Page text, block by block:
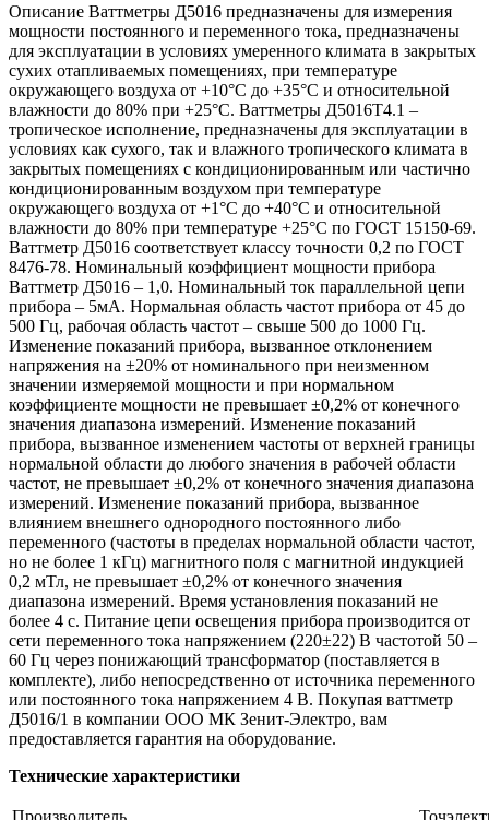
Описание Ваттметры Д5016 предназначены для измерения
мощности постоянного и переменного тока, предназначены
для эксплуатации в условиях умеренного климата в закрытых
сухих отапливаемых помещениях, при температуре
окружающего воздуха от +10°С до +35°С и относительной
влажности до 80% при +25°С. Ваттметры Д5016Т4.1 –
тропическое исполнение, предназначены для эксплуатации в
условиях как сухого, так и влажного тропического климата в
закрытых помещениях с кондиционированным или частично
кондиционированным воздухом при температуре
окружающего воздуха от +1°С до +40°C и относительной
влажности до 80% при температуре +25°С по ГОСТ 15150-69.
Ваттметр Д5016 соответствует классу точности 0,2 по ГОСТ
8476-78. Номинальный коэффициент мощности прибора
Ваттметр Д5016 – 1,0. Номинальный ток параллельной цепи
прибора – 5мА. Нормальная область частот прибора от 45 до
500 Гц, рабочая область частот – свыше 500 до 1000 Гц.
Изменение показаний прибора, вызванное отклонением
напряжения на ±20% от номинального при неизменном
значении измеряемой мощности и при нормальном
коэффициенте мощности не превышает ±0,2% от конечного
значения диапазона измерений. Изменение показаний
прибора, вызванное изменением частоты от верхней границы
нормальной области до любого значения в рабочей области
частот, не превышает ±0,2% от конечного значения диапазона
измерений. Изменение показаний прибора, вызванное
влиянием внешнего однородного постоянного либо
переменного (частоты в пределах нормальной области частот,
но не более 1 кГц) магнитного поля с магнитной индукцией
0,2 мТл, не превышает ±0,2% от конечного значения
диапазона измерений. Время установления показаний не
более 4 с. Питание цепи освещения прибора производится от
сети переменного тока напряжением (220±22) В частотой 50 –
60 Гц через понижающий трансформатор (поставляется в
комплекте), либо непосредственно от источника переменного
или постоянного тока напряжением 4 В. Покупая ваттметр
Д5016/1 в компании ООО МК Зенит-Электро, вам
предоставляется гарантия на оборудование.
Технические характеристики
Производитель